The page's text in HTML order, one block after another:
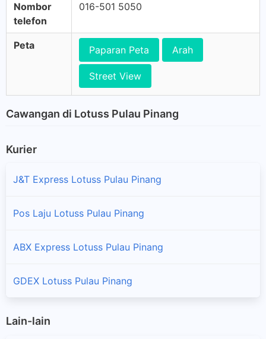
Nombor
telefon
016-501 5050
Peta Paparan Peta Arah
Street View
Cawangan di Lotuss Pulau Pinang
Kurier
J&T Express Lotuss Pulau Pinang
Pos Laju Lotuss Pulau Pinang
ABX Express Lotuss Pulau Pinang
GDEX Lotuss Pulau Pinang
Lain-lain